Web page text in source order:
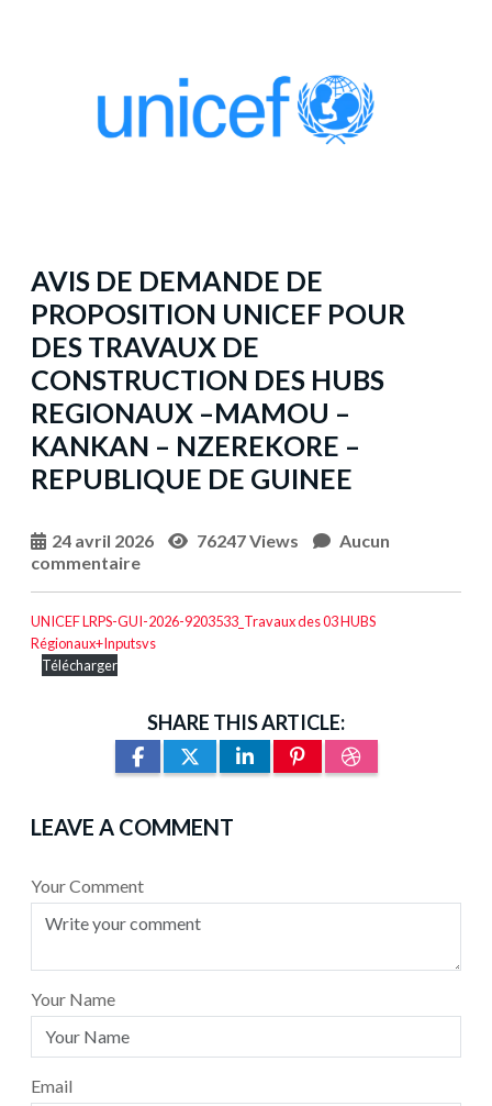
AVIS DE DEMANDE DE
PROPOSITION UNICEF POUR
DES TRAVAUX DE
CONSTRUCTION DES HUBS
REGIONAUX –MAMOU –
KANKAN – NZEREKORE –
REPUBLIQUE DE GUINEE
24 avril 2026 76247 Views
Aucun
commentaire
UNICEF LRPS-GUI-2026-9203533_Travaux des 03 HUBS
Régionaux+Inputsvs
Télécharger
SHARE THIS ARTICLE:
LEAVE A COMMENT
Your Comment
Your Name
Email